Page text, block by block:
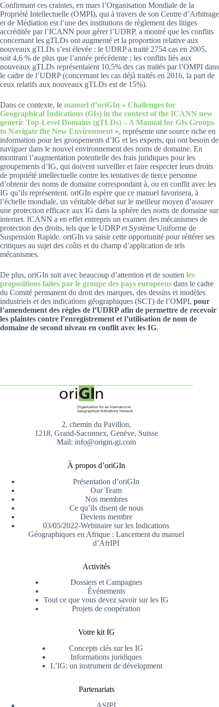
Confirmant ces craintes, en mars l’Organisation Mondiale de la
Propriété Intellectuelle (OMPI), qui à travers de son Centre d’Arbitrage
et de Médiation est l’une des institutions de règlement des litiges
accréditée par l’ICANN pour gérer l’UDRP, a montré que les conflits
concernant les gTLDs ont augmenté et la proportion relative aux
nouveaux gTLDs s’est élevée : le UDRP a traité 2754 cas en 2005,
soit 4,6 % de plus que l’année précédente ; les conflits liés aux
nouveaux gTLDs représentaient 10,5% des cas traités par l’OMPI dans
le cadre de l’UDRP (concernant les cas déjà traités en 2016, la part de
ceux relatifs aux nouveaux gTLDs est de 15%).
Dans ce contexte, le manuel d’oriGIn « Challenges for
Geographical Indications (GIs) in the context of the ICANN new
generic Top-Level Domains (gTLDs) – A Manual for GIs Groups
to Navigate the New Environment », représente une source riche en
information pour les groupements d’IG et les experts, qui ont besoin de
naviguer dans le nouvel environnement des noms de domaine. En
montrant l’augmentation potentielle des frais juridiques pour les
groupements d’IG, qui doivent surveiller et faire respecter leurs droits
de propriété intellectuelle contre les tentatives de tierce personne
d’obtenir des noms de domaine correspondant à, ou en conflit avec les
IG qu’ils représentent. oriGIn espère que ce manuel favorisera, à
l’échelle mondiale, un véritable débat sur le meilleur moyen d’assurer
une protection efficace aux IG dans la sphère des noms de domaine sur
internet. ICANN a en effet entrepris un examen des mécanismes de
protection des droits, tels que le UDRP et Système Uniforme de
Suspension Rapide. oriGIn va saisir cette opportunité pour réitérer ses
critiques au sujet des coûts et du champ d’application de tels
mécanismes.
De plus, oriGIn suit avec beaucoup d’attention et de soutien les
propositions faites par le groupe des pays européens dans le cadre
du Comité permanent du droit des marques, des dessins et modèles
industriels et des indications géographiques (SCT) de l’OMPI, pour
l’amendement des règles de l’UDRP afin de permettre de recevoir
les plaintes contre l’enregistrement et l’utilisation de nom de
domaine de second niveau en conflit avec les IG.
2, chemin du Pavillon,
1218, Grand-Saconnex, Genève, Suisse
Mail: info@origin-gi.com
À propos d’oriGIn
Présentation d’oriGIn
Our Team
Nos membres
Ce qu’ils disent de nous
Deviens membre
03/05/2022-Webinaire sur les Indications
Géographiques en Afrique : Lancement du manuel
d’AfrIPI
Activités
Dossiers et Campagnes
Événements
Tout ce que vous devez savoir sur les IG
Projets de coopération
Votre kit IG
Concepts clés sur les IG
Informations juridiques
L’IG: un instrument de dévelopment
Partenariats
ASIPI